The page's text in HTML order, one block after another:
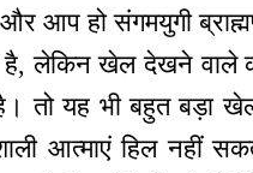
और आप हो संगमयुगी
है, लेकिन खेल देखने
तो यह भी बहुत बड़ा
आत्माएं हिल नहीं